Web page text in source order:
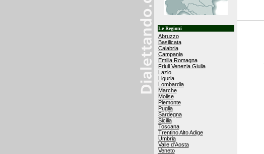
Le Regioni
Abruzzo
Basilicata
Calabria
Campania
Emilia Romagna
Friuli Venezia Giulia
Lazio
Liguria
Lombardia
Marche
Molise
Piemonte
Puglia
Sardegna
Sicilia
Toscana
Trentino Alto Adige
Umbria
Valle d'Aosta
Veneto